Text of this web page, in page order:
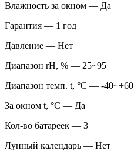
Влажность за окном — Да
Гарантия — 1 год
Давление — Нет
Диапазон rH, % — 25~95
Диапазон темп. t, °С — -40~+60
За окном t, °С — Да
Кол-во батареек — 3
Лунный календарь — Нет